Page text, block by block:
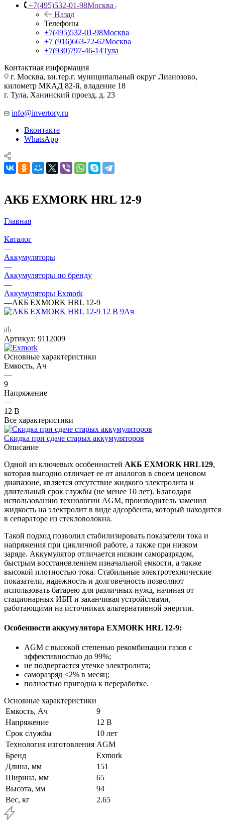
+7(495)532-01-98Москва
Назад
Телефоны
+7(495)532-01-98Москва
+7 (916)663-72-62Москва
+7(930)797-46-14Тула
Контактная информация
г. Москва, вн.тер.г. муниципальный округ Лианозово,
километр МКАД 82-й, владение 18
г. Тула, Ханинский проезд, д. 23
info@invertory.ru
Вконтакте
WhatsApp
АКБ EXMORK HRL 12-9
Главная
—
Каталог
—
Аккумуляторы
—
Аккумуляторы по бренду
—
Аккумуляторы Exmork
—АКБ EXMORK HRL 12-9
Артикул: 9112009
Основные характеристики
Емкость, Ач
—
9
Напряжение
—
12 В
Все характеристики
Скидка при сдаче старых аккумуляторов
Описание
Одной из ключевых особенностей АКБ EXMORK HRL129,
которая выгодно отличает ее от аналогов в своем ценовом
диапазоне, является отсутствие жидкого электролита и
длительный срок службы (не менее 10 лет). Благодаря
использованию технологии AGM, производитель заменил
жидкость на электролит в виде адсорбента, который находится
в сепараторе из стекловолокна.
Такой подход позволил стабилизировать показатели тока и
напряжения при цикличной работе, а также при низком
заряде. Аккумулятор отличается низким саморазрядом,
быстрым восстановлением изначальной емкости, а также
высокой плотностью тока. Стабильные электротехнические
показатели, надежность и долговечность позволяют
использовать батарею для различных нужд, начиная от
стационарных ИБП и заканчивая устройствами,
работающими на источниках альтернативной энергии.
Особенности аккумулятора EXMORK HRL 12-9:
AGM с высокой степенью рекомбинации газов с
эффективностью до 99%;
не подвергается утечке электролита;
саморазряд <2% в месяц;
полностью пригодна к переработке.
Основные характеристики
Емкость, Ач
9
Напряжение
12 В
Срок службы
10 лет
Технология изготовления AGM
Бренд
Exmork
Длина, мм
151
Ширина, мм
65
Высота, мм
94
Вес, кг
2.65